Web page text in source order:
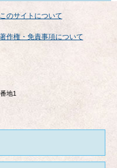
このサイトについて
著作権・免責事項について
地1